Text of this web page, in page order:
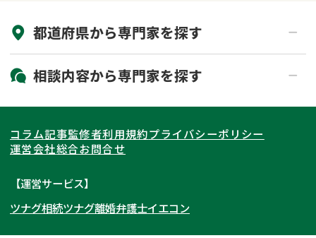
初回相談無料
土日祝の相談可能
都道府県から専門家を探す
北海道・東北
北海道 青森県
岩手県 宮城県
秋田県
福島県
関東
東京都 神奈川県
埼玉県
茨城県 群馬県
東海
愛知県
岐阜県 山梨県
関西
大阪府 京都府
北陸・甲信越
相談内容から専門家を探す
相続登記
遺産分割
相続手続き
家族信託
成年後見・任意後見
コラム記事監修者利用規約プライバシーポリシー
運営会社総合お問合せ
【運営サービス】
ツナグ相続ツナグ離婚弁護士イエコン